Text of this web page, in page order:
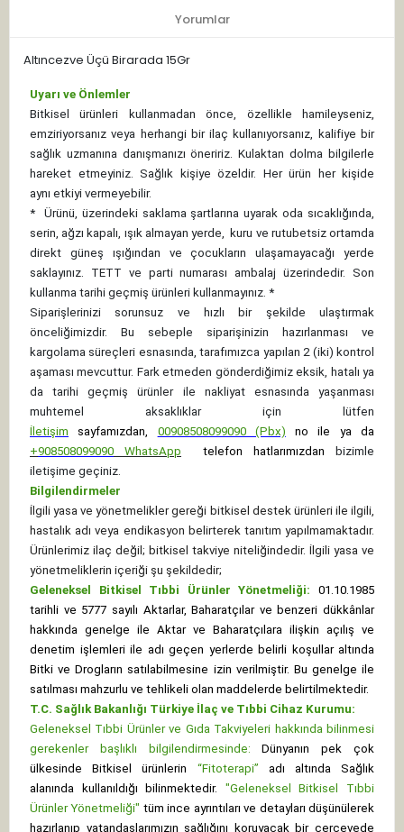
Yorumlar
Altıncezve Üçü Birarada 15Gr
Uyarı ve Önlemler
Bitkisel ürünleri kullanmadan önce, özellikle hamileyseniz,
emziriyorsanız veya herhangi bir ilaç kullanıyorsanız, kalifiye bir
sağlık uzmanına danışmanızı öneririz. Kulaktan dolma bilgilerle
hareket etmeyiniz. Sağlık kişiye özeldir. Her ürün her kişide
aynı etkiyi vermeyebilir.
*
Ürünü, üzerindeki saklama şartlarına uyarak oda sıcaklığında,
serin, ağzı kapalı, ışık almayan yerde, kuru ve rutubetsiz ortamda
direkt güneş ışığından ve çocukların ulaşamayacağı yerde
saklayınız. TETT ve parti numarası ambalaj üzerindedir. Son
kullanma tarihi geçmiş ürünleri kullanmayınız. *
Siparişlerinizi sorunsuz ve hızlı bir şekilde ulaştırmak
önceliğimizdir. Bu sebeple siparişinizin hazırlanması ve
kargolama süreçleri esnasında, tarafımızca yapılan 2 (iki) kontrol
aşaması mevcuttur. Fark etmeden gönderdiğimiz eksik, hatalı ya
da tarihi geçmiş ürünler ile nakliyat esnasında yaşanması
muhtemel aksaklıklar için lütfen
İletişim
sayfamızdan, 00908508099090 (Pbx) no ile ya da
+908508099090 WhatsApp telefon hatlarımızdan bizimle
iletişime geçiniz.
Bilgilendirmeler
İlgili yasa ve yönetmelikler gereği bitkisel destek ürünleri ile ilgili,
hastalık adı veya endikasyon belirterek tanıtım yapılmamaktadır.
Ürünlerimiz ilaç değil; bitkisel takviye niteliğindedir. İlgili yasa ve
yönetmeliklerin içeriği şu şekildedir;
Geleneksel Bitkisel Tıbbi Ürünler Yönetmeliği: 01.10.1985
tarihli ve 5777 sayılı Aktarlar, Baharatçılar ve benzeri dükkânlar
hakkında genelge ile Aktar ve Baharatçılara ilişkin açılış ve
denetim işlemleri ile adı geçen yerlerde belirli koşullar altında
Bitki ve Drogların satılabilmesine izin verilmiştir. Bu genelge ile
satılması mahzurlu ve tehlikeli olan maddelerde belirtilmektedir.
T.C. Sağlık Bakanlığı Türkiye İlaç ve Tıbbi Cihaz Kurumu:
Geleneksel Tıbbi Ürünler ve Gıda Takviyeleri hakkında bilinmesi
gerekenler başlıklı bilgilendirmesinde:
Dünyanın pek çok
ülkesinde Bitkisel ürünlerin “Fitoterapi” adı altında Sağlık
alanında kullanıldığı bilinmektedir. "Geleneksel Bitkisel Tıbbi
Ürünler Yönetmeliği" tüm ince ayrıntıları ve detayları düşünülerek
hazırlanıp vatandaşlarımızın sağlığını koruyacak bir çerçevede